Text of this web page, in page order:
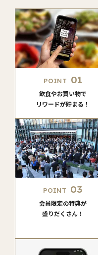
POINT 01
飲食やお買い物で
リワードが貯まる！
POINT 03
会員限定の特典が
盛りだくさん！